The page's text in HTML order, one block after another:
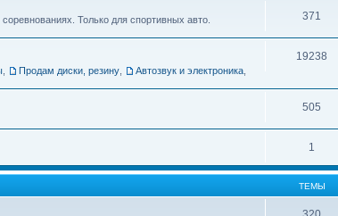
Только для спортивных авто.
371
Продам диски, резину Автозвук и электроника
19238
505
1
ТЕМЫ